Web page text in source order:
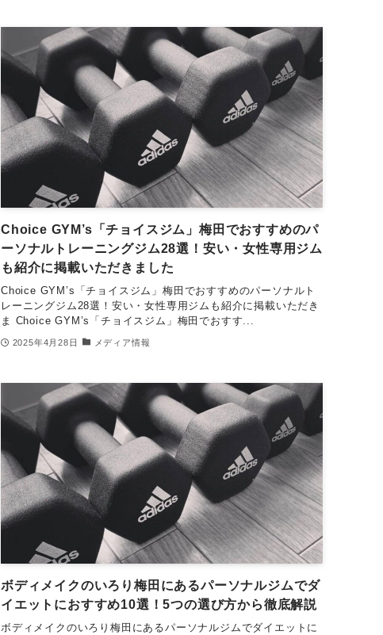
Choice GYM’s「チョイスジム」梅田でおすすめのパ
ーソナルトレーニングジム28選！安い・女性専用ジム
も紹介に掲載いただきました
Choice GYM’s「チョイスジム」梅田でおすすめのパーソナルト
レーニングジム28選！安い・女性専用ジムも紹介に掲載いただき
ま Choice GYM’s「チョイスジム」梅田でおすす...
2025年4月28日 メディア情報
ボディメイクのいろり梅田にあるパーソナルジムでダ
イエットにおすすめ10選！5つの選び方から徹底解説
ボディメイクのいろり梅田にあるパーソナルジムでダイエットに